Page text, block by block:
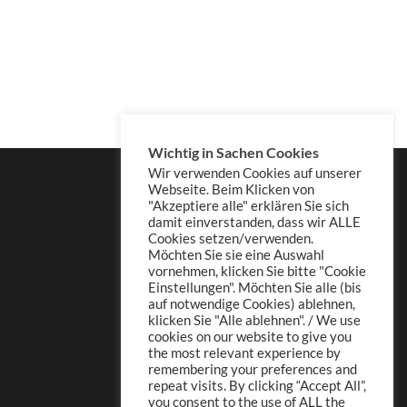
Wichtig in Sachen Cookies
Wir verwenden Cookies auf unserer
Webseite. Beim Klicken von
"Akzeptiere alle" erklären Sie sich
damit einverstanden, dass wir ALLE
Cookies setzen/verwenden.
Möchten Sie sie eine Auswahl
vornehmen, klicken Sie bitte "Cookie
Einstellungen". Möchten Sie alle (bis
auf notwendige Cookies) ablehnen,
klicken Sie "Alle ablehnen". / We use
cookies on our website to give you
the most relevant experience by
remembering your preferences and
repeat visits. By clicking “Accept All”,
you consent to the use of ALL the